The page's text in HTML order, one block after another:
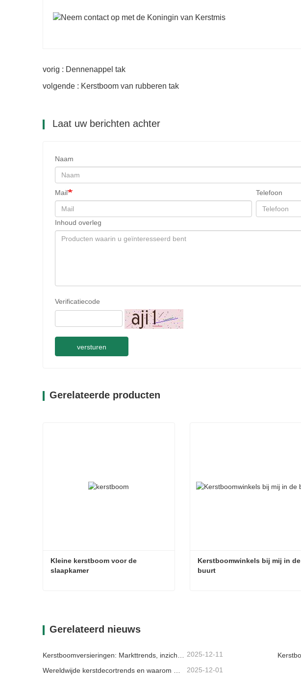
vorig : Dennenappel tak
volgende : Kerstboom van rubberen tak
Laat uw berichten achter
Naam
Mail Telefoon
Inhoud overleg
Verificatiecode
versturen
Gerelateerde producten
Kleine kerstboom voor de
slaapkamer
Kerstboomwinkels bij mij in de
buurt
Gerelateerd nieuws
2025-12-11
2025-12-01